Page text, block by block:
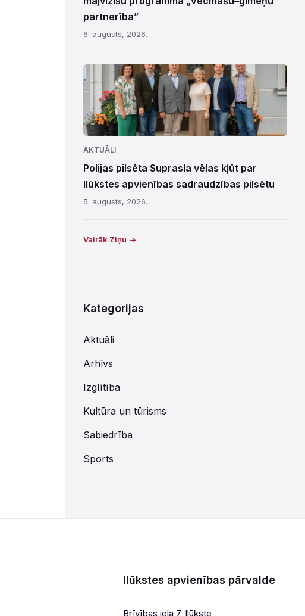
partnerība”
6. augusts, 2026.
AKTUĀLI
Polijas pilsēta Suprasla vēlas kļūt par
Ilūkstes apvienības sadraudzības pilsētu
5. augusts, 2026.
Vairāk Ziņu
Kategorijas
Aktuāli
Arhīvs
Izglītība
Kultūra un tūrisms
Sabiedrība
Sports
Ilūkstes apvienības pārvalde
Brīvības iela 7, Ilūkste,